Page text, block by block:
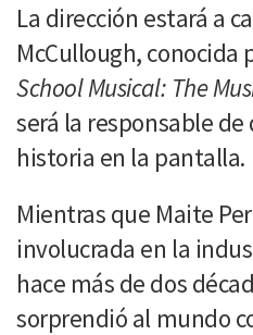
La dirección estará a
McCullough, conocida
School Musical: The
será la responsable de
historia en la pantalla.
Mientras que Maite
involucrada en la
hace más de dos
sorprendió al mundo